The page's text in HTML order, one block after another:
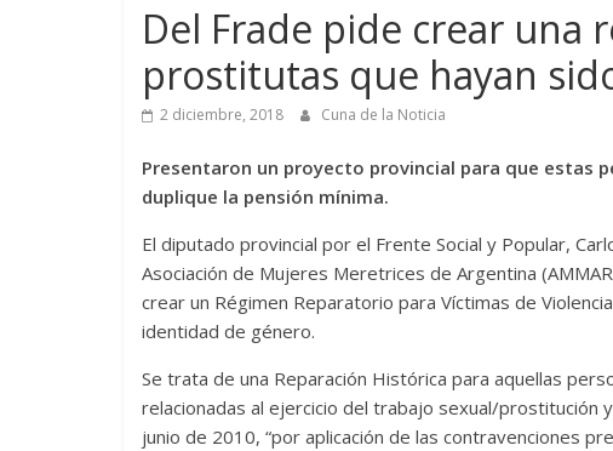
Del Frade pide crear una
prostitutas que hayan
2 diciembre, 2018 Cuna de la Noticia
Presentaron un proyecto provincial para que estas
duplique la pensión mínima.
El diputado provincial por el Frente Social y Popular,
Asociación de Mujeres Meretrices de Argentina
crear un Régimen Reparatorio para Víctimas de
identidad de género.
Se trata de una Reparación Histórica para aquellas
relacionadas al ejercicio del trabajo sexual/prostitución
junio de 2010, “por aplicación de las contravenciones